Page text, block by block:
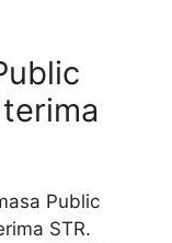
Public
STR.